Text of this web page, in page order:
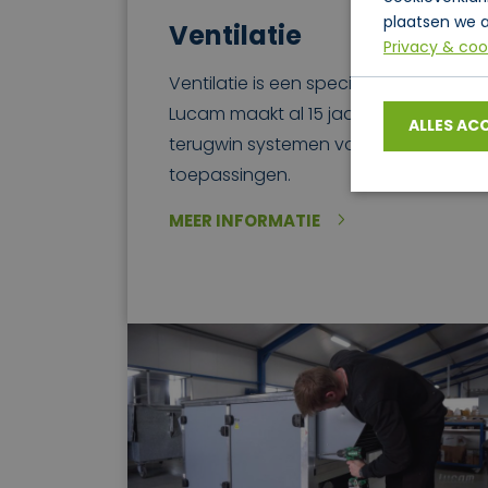
Ventilatie
Ventilatie is een specialisme.
Lucam maakt al 15 jaar warmte
terugwin systemen voor alle
toepassingen.
MEER INFORMATIE
plaatsen we
Privacy &
ALLES